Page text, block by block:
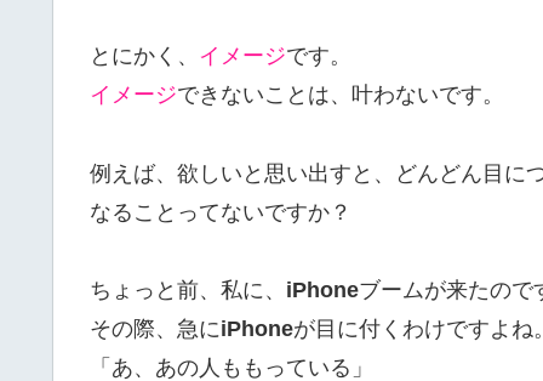
とにかく、 イメージです。
イメージできないことは、叶わないです。
例えば、欲しいと思い出すと、どんどん目に
なることってないですか？
ちょっと前、私に、 iPhoneブームが来たので
その際、急にiPhoneが目に付くわけですよね。
「あ、あの人ももっている」